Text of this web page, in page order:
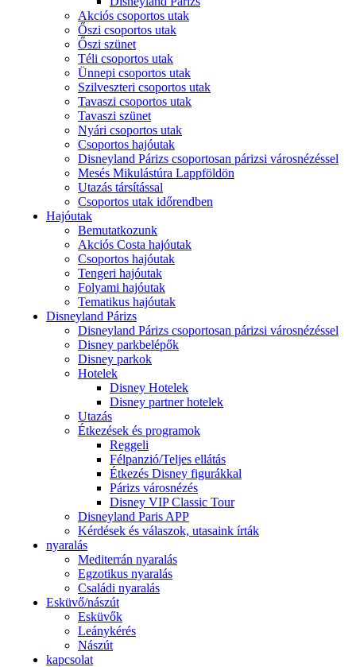
Akciós csoportos utak
Őszi csoportos utak
Őszi szünet
Téli csoportos utak
Ünnepi csoportos utak
Szilveszteri csoportos utak
Tavaszi csoportos utak
Tavaszi szünet
Nyári csoportos utak
Csoportos hajóutak
Disneyland Párizs csoportosan párizsi városnézéssel
Mesés Mikulástúra Lappföldön
Utazás társítással
Csoportos utak időrendben
Hajóutak
Bemutatkozunk
Akciós Costa hajóutak
Csoportos hajóutak
Tengeri hajóutak
Folyami hajóutak
Tematikus hajóutak
Disneyland Párizs
Disneyland Párizs csoportosan párizsi városnézéssel
Disney parkbelépők
Disney parkok
Hotelek
Disney Hotelek
Disney partner hotelek
Utazás
Étkezések és programok
Reggeli
Félpanzió/Teljes ellátás
Étkezés Disney figurákkal
Párizs városnézés
Disney VIP Classic Tour
Disneyland Paris APP
Kérdések és válaszok, utasaink írták
nyaralás
Mediterrán nyaralás
Egzotikus nyaralás
Családi nyaralás
Esküvő/nászút
Esküvők
Leánykérés
Nászút
kapcsolat